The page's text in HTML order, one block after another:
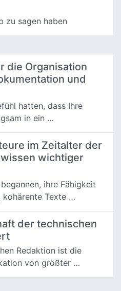
zu sagen haben
die Organisation
und
hatten, dass Ihre
in ein …
im Zeitalter der
wichtiger
ihre Fähigkeit
kohärente Texte …
der technischen
Redaktion ist die
von größter …